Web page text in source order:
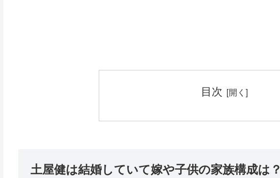
目次
土屋健は結婚していて嫁や子供の家族構成は？